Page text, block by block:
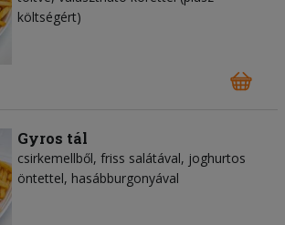
költségért)
Gyros tál
csirkemellből, friss salátával, joghurtos
öntettel, hasábburgonyával